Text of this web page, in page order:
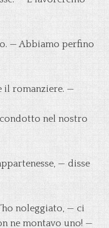
— Abbiamo perfino
il romanziere. —
nel nostro
— disse
noleggiato, — ci
ne montavo uno! —